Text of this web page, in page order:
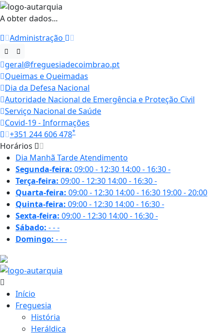
A obter dados...
Administração
geral@freguesiadecoimbrao.pt
Queimas e Queimadas
Dia da Defesa Nacional
Autoridade Nacional de Emergência e Proteção Civil
Serviço Nacional de Saúde
Covid-19 - Informações
+351 244 606 478*
Horários
Dia Manhã TardeAtendimento
Segunda-feira: 09:00 - 12:30 14:00 - 16:30-
Terça-feira: 09:00 - 12:30 14:00 - 16:30-
Quarta-feira: 09:00 - 12:30 14:00 - 16:30 19:00 - 20:00
Quinta-feira: 09:00 - 12:30 14:00 - 16:30-
Sexta-feira: 09:00 - 12:30 14:00 - 16:30-
Sábado: ---
Domingo: ---
Início
Freguesia
História
Heráldica